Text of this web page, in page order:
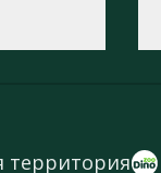
территория